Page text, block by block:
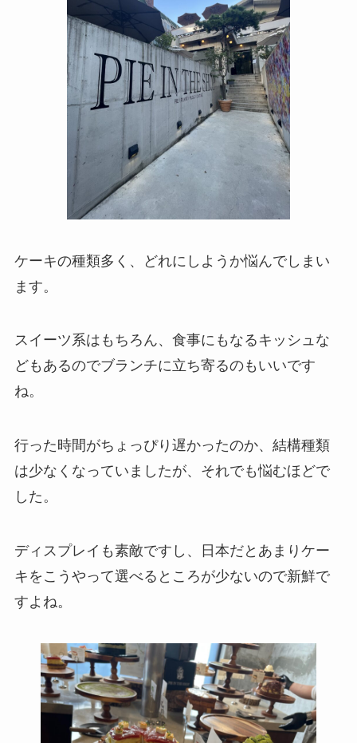
ケーキの種類多く、どれにしようか悩んでしまい
ます。
スイーツ系はもちろん、食事にもなるキッシュな
どもあるのでブランチに立ち寄るのもいいです
ね。
行った時間がちょっぴり遅かったのか、結構種類
は少なくなっていましたが、それでも悩むほどで
した。
ディスプレイも素敵ですし、日本だとあまりケー
キをこうやって選べるところが少ないので新鮮で
すよね。